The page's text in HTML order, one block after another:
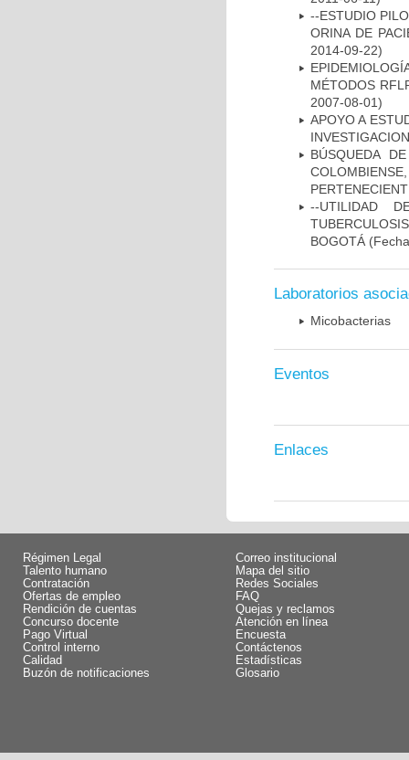
--ESTUDIO
ORINA DE
2014-09-22)
MÉTODOS
2007-08-01)
APOYO A
BÚSQUEDA
--UTILIDAD
BOGOTÁ
Laboratorios
Micobacterias
Eventos
Enlaces
Régimen Legal
Talento humano
Contratación
Ofertas de empleo
Rendición de cuentas
Concurso docente
Pago Virtual
Control interno
Calidad
Buzón de notificaciones
Correo institucional
Mapa del sitio
Redes Sociales
FAQ
Quejas y reclamos
Atención en línea
Encuesta
Contáctenos
Estadísticas
Glosario